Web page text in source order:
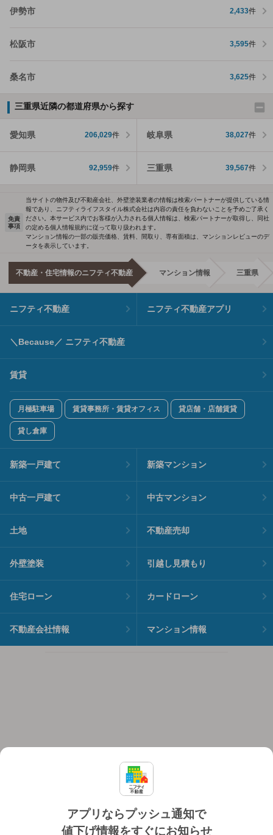
伊勢市 2,433件
松阪市 3,595件
桑名市 3,625件
三重県近隣の都道府県から探す
愛知県 206,029件 岐阜県 38,027件
静岡県 92,959件 三重県 39,567件
アプリならプッシュ通知で
値下げ情報をすぐにお知らせ
免責
事項
当サイトの物件及び不動産会社、外壁塗装業者の情報は検索パートナーが提供している情
報であり、ニフティライフスタイル株式会社は内容の責任を負わないことを予めご了承く
ださい。本サービス内でお客様が入力される個人情報は、検索パートナーが取得し、同社
の定める個人情報規約に従って取り扱われます。
マンション情報の一部の販売価格、賃料、間取り、専有面積は、マンションレビューのデ
ータを表示しています。
不動産・住宅情報のニフティ不動産 マンション情報 三重県
ニフティ不動産 ニフティ不動産アプリ
＼Because／ ニフティ不動産
賃貸
月極駐車場 賃貸事務所・賃貸オフィス 貸店舗・店舗賃貸
貸し倉庫
新築一戸建て 新築マンション
中古一戸建て 中古マンション
土地 不動産売却
外壁塗装 引越し見積もり
住宅ローン カードローン
不動産会社情報 マンション情報